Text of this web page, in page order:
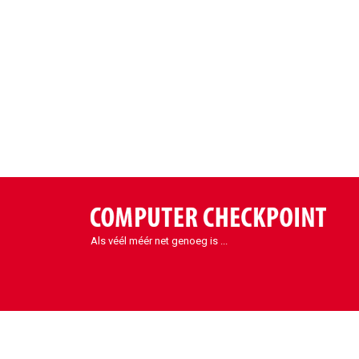
Als véél méér net genoeg is ...